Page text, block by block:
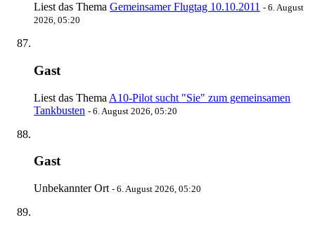
Liest das Thema Gemeinsamer Flugtag 10.10.2011 - 6. August
2026, 05:20
Gast
Liest das Thema A10-Pilot sucht "Sie" zum gemeinsamen
Tankbusten - 6. August 2026, 05:20
Gast
Unbekannter Ort - 6. August 2026, 05:20